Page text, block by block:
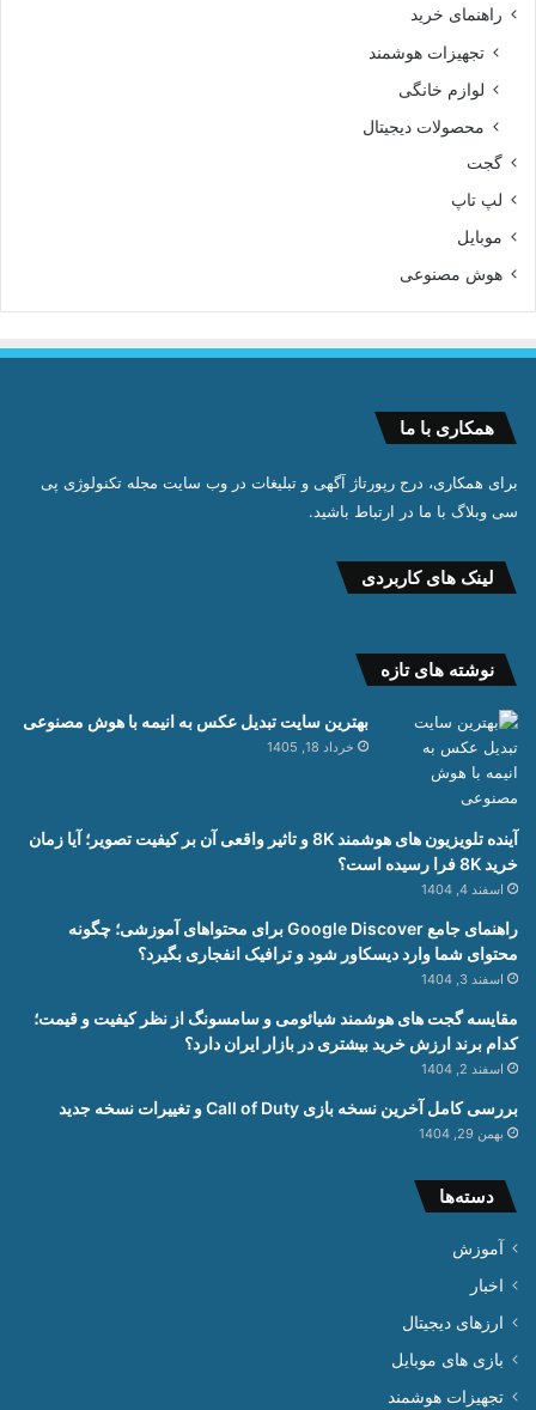
راهنمای خرید
تجهیزات هوشمند
لوازم خانگی
محصولات دیجیتال
گجت
لپ تاپ
موبایل
هوش مصنوعی
همکاری با ما
برای همکاری، درج رپورتاژ آگهی و تبلیغات در وب سایت مجله تکنولوژی پی
سی وبلاگ با ما در ارتباط باشید.
لینک های کاربردی
نوشته های تازه
بهترین سایت تبدیل عکس به انیمه با هوش مصنوعی
خرداد 18, 1405
آینده تلویزیون های هوشمند 8K و تاثیر واقعی آن بر کیفیت تصویر؛ آیا زمان
خرید 8K فرا رسیده است؟
اسفند 4, 1404
راهنمای جامع Google Discover برای محتواهای آموزشی؛ چگونه
محتوای شما وارد دیسکاور شود و ترافیک انفجاری بگیرد؟
اسفند 3, 1404
مقایسه گجت های هوشمند شیائومی و سامسونگ از نظر کیفیت و قیمت؛
کدام برند ارزش خرید بیشتری در بازار ایران دارد؟
اسفند 2, 1404
بررسی کامل آخرین نسخه بازی Call of Duty و تغییرات نسخه جدید
بهمن 29, 1404
دسته‌ها
آموزش
اخبار
ارزهای دیجیتال
بازی های موبایل
تجهیزات هوشمند